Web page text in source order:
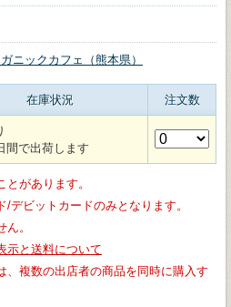
ニックカフェ（熊本県）
在庫状況 注文数
間で出荷します
があります。
デビットカードのみとなります。
。
示と送料について
、複数の出店者の商品を同時に購入す